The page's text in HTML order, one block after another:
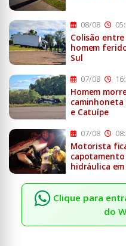
08/08
Colisão
homem
Sul
07/08
Homem
caminhoneta
e Catuípe
07/08
Motorista
hidráulica em
Clique para
do